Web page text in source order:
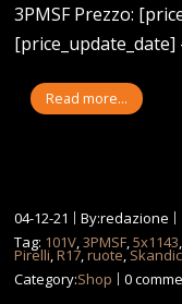
3PMSF Prezzo:
Read more...
04-12-21
By:redazione
Tag: 101V,3PMSF,5x1143
Pirelli,R17,ruote,Skandic
Category:Shop 0